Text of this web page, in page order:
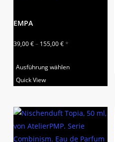
EMPA
39,00€– 155,00€*
Ausführung wählen
weist
Varianten
auf.
Die
Quick View